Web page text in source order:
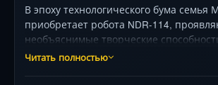
В эпоху технологического бума семья
приобретает робота NDR-114,
необъяснимые творческие
эмоциональные реакции. Под опекой
Читать полностью